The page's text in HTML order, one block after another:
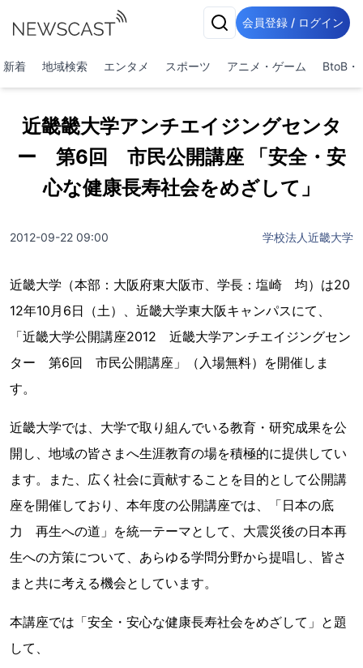
会員登録 / ログイン
新着 地域検索 エンタメ スポーツ アニメ・ゲーム BtoB・
近畿畿大学アンチエイジングセンタ
ー 第6回 市民公開講座 「安全・安
心な健康長寿社会をめざして」
2012-09-22 09:00 学校法人近畿大学
近畿大学（本部：大阪府東大阪市、学長：塩崎 均）は20
12年10月6日（土）、近畿大学東大阪キャンパスにて、
「近畿大学公開講座2012 近畿大学アンチエイジングセン
ター 第6回 市民公開講座」（入場無料）を開催しま
す。
近畿大学では、大学で取り組んでいる教育・研究成果を公
開し、地域の皆さまへ生涯教育の場を積極的に提供してい
ます。また、広く社会に貢献することを目的として公開講
座を開催しており、本年度の公開講座では、「日本の底
力 再生への道」を統一テーマとして、大震災後の日本再
生への方策について、あらゆる学問分野から提唱し、皆さ
まと共に考える機会としています。
本講座では「安全・安心な健康長寿社会をめざして」と題
して、